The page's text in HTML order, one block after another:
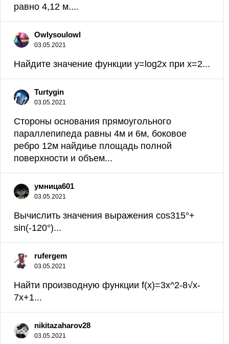
равно 4,12 м....
Owlysoulowl
03.05.2021
Найдите значение функции y=log2x при x=2...
Turtygin
03.05.2021
Стороны основания прямоугольного
параллепипеда равны 4м и 6м, боковое
ребро 12м найдиье площадь полной
поверхности и объем...
умница601
03.05.2021
Вычислить значения выражения cos315°+
sin(-120°)...
rufergem
03.05.2021
Найти производную функции f(x)=3x^2-8√x-
7x+1...
nikitazaharov28
03.05.2021